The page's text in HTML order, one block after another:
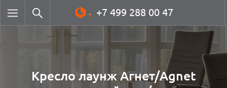
+7 499 288 00 47
Кресло лаунж Агнет/Agnet